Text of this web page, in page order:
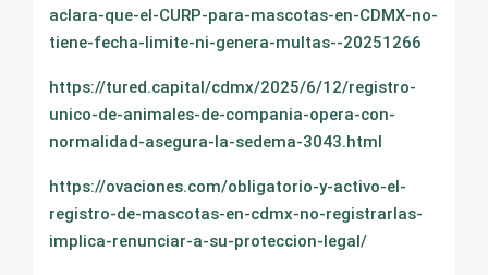
aclara-que-el-CURP-para-mascotas-en-CDMX-no-
tiene-fecha-limite-ni-genera-multas--20251266
https://tured.capital/cdmx/2025/6/12/registro-
unico-de-animales-de-compania-opera-con-
normalidad-asegura-la-sedema-3043.html
https://ovaciones.com/obligatorio-y-activo-el-
registro-de-mascotas-en-cdmx-no-registrarlas-
implica-renunciar-a-su-proteccion-legal/